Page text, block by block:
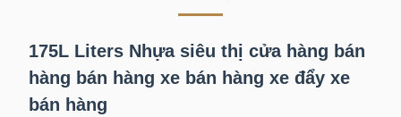
175L Liters Nhựa siêu thị cửa hàng bán
hàng bán hàng xe bán hàng xe đẩy xe
bán hàng